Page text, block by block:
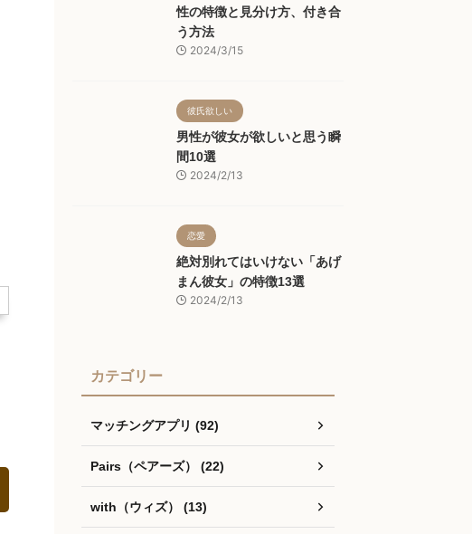
性の特徴と見分け方、付き合
う方法
2024/3/15
彼氏欲しい
男性が彼女が欲しいと思う瞬
間10選
2024/2/13
恋愛
絶対別れてはいけない「あげ
まん彼女」の特徴13選
2024/2/13
カテゴリー
マッチングアプリ (92)
Pairs（ペアーズ） (22)
with（ウィズ） (13)